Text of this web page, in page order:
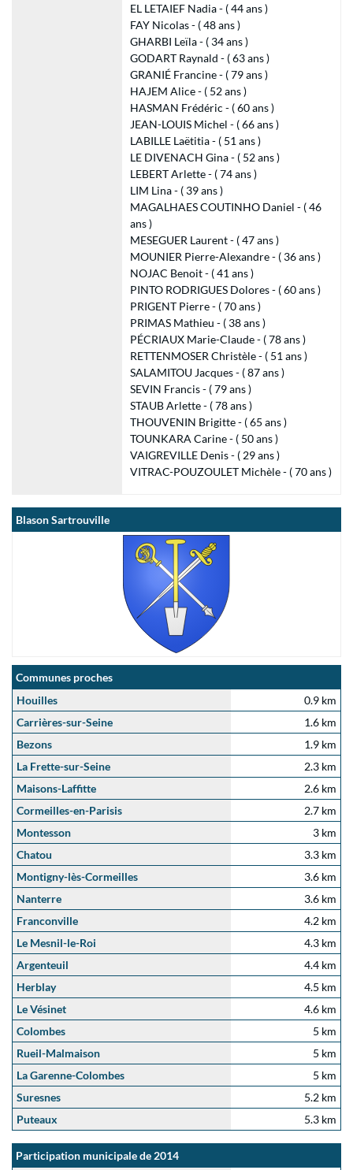
EL LETAIEF Nadia - ( 44 ans )
FAY Nicolas - ( 48 ans )
GHARBI Leïla - ( 34 ans )
GODART Raynald - ( 63 ans )
GRANIÉ Francine - ( 79 ans )
HAJEM Alice - ( 52 ans )
HASMAN Frédéric - ( 60 ans )
JEAN-LOUIS Michel - ( 66 ans )
LABILLE Laëtitia - ( 51 ans )
LE DIVENACH Gina - ( 52 ans )
LEBERT Arlette - ( 74 ans )
LIM Lina - ( 39 ans )
MAGALHAES COUTINHO Daniel - ( 46
ans )
MESEGUER Laurent - ( 47 ans )
MOUNIER Pierre-Alexandre - ( 36 ans )
NOJAC Benoit - ( 41 ans )
PINTO RODRIGUES Dolores - ( 60 ans )
PRIGENT Pierre - ( 70 ans )
PRIMAS Mathieu - ( 38 ans )
PÉCRIAUX Marie-Claude - ( 78 ans )
RETTENMOSER Christèle - ( 51 ans )
SALAMITOU Jacques - ( 87 ans )
SEVIN Francis - ( 79 ans )
STAUB Arlette - ( 78 ans )
THOUVENIN Brigitte - ( 65 ans )
TOUNKARA Carine - ( 50 ans )
VAIGREVILLE Denis - ( 29 ans )
VITRAC-POUZOULET Michèle - ( 70 ans )
Blason Sartrouville
Communes proches
Houilles
0.9 km
Carrières-sur-Seine
1.6 km
Bezons
1.9 km
La Frette-sur-Seine
2.3 km
Maisons-Laffitte
2.6 km
Cormeilles-en-Parisis
2.7 km
Montesson
3 km
Chatou
3.3 km
Montigny-lès-Cormeilles
3.6 km
Nanterre
3.6 km
Franconville
4.2 km
Le Mesnil-le-Roi
4.3 km
Argenteuil
4.4 km
Herblay
4.5 km
Le Vésinet
4.6 km
Colombes
5 km
Rueil-Malmaison
5 km
La Garenne-Colombes
5 km
Suresnes
5.2 km
Puteaux
5.3 km
Participation municipale de 2014